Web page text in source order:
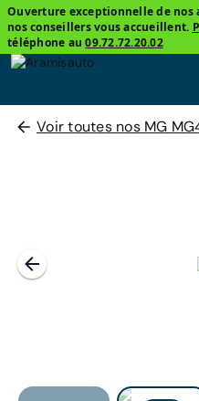
Ouverture exceptionnelle de nos
nos conseillers vous accueillent.
téléphone au09.72.72.20.02
Voir toutes nos MG